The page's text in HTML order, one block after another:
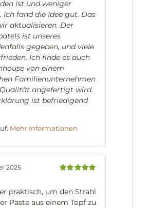
ist und weniger
Ich fand die Idee gut. Das
aktualisieren. Der
ist unseres
gegeben, und viele
Ich finde es auch
von einem
Familienunternehmen
angefertigt wird.
ist befriedigend
Mehr Informationen
2025
praktisch, um den Strahl
Paste aus einem Topf zu